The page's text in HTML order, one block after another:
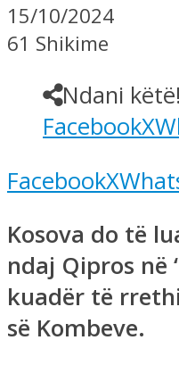
15/10/2024
61 Shikime
Ndani këtë!
FacebookX
FacebookX
Kosova do të
ndaj Qipros në
kuadër të
së Kombeve.